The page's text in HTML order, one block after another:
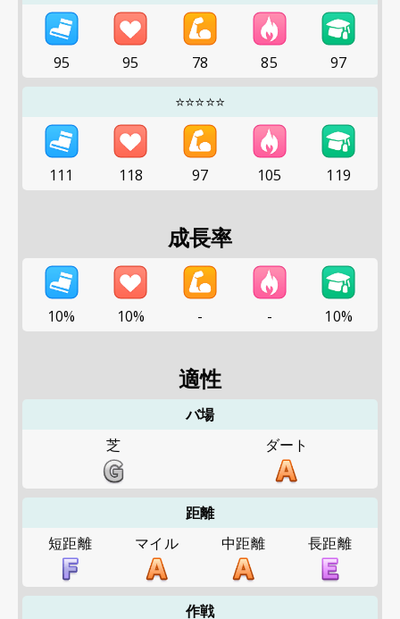
95 95 78 85
97
⭐⭐⭐⭐⭐
111 118 97 105 119
成長率
10% 10% - - 10%
適性
バ場
芝
ダート
距離
短距離
マイル 中距離 長距離
作戦